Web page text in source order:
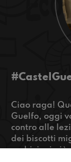
Ciao raga!
Guelfo, oggi
contro alle
dei biscotti
ambizioni più